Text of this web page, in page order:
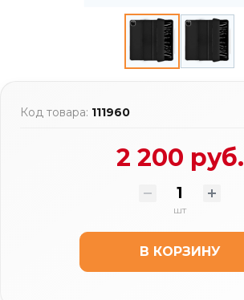
Код товара: 111960
2 200 руб.
шт
В КОРЗИНУ